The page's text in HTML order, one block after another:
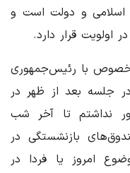
اسلامی و دولت است و
قرار دارد.
خصوص با رئیس‌جمهوری
جلسه بعد از ظهر در
نداشتم تا آخر شب
بازنشستگی در
امروز یا فردا در